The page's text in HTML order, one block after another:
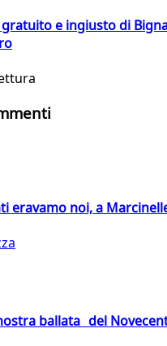
e ingiusto di
eravamo noi, a
ballata del